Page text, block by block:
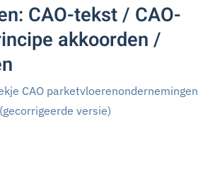
CAO-tekst / CAO-
akkoorden /
CAO parketvloerenondernemingen
versie)